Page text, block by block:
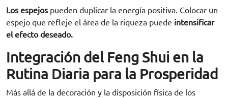
Los espejos pueden duplicar la energía positiva. Colocar un
espejo que refleje el área de la riqueza puede intensificar
el efecto deseado.
Integración del Feng Shui en la
Rutina Diaria para la Prosperidad
Más allá de la decoración y la disposición física de los